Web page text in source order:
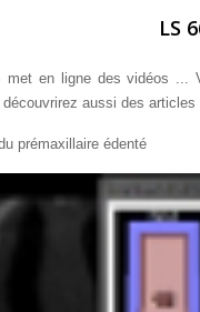
LS
en ligne des vidéos ...
aussi des articles
prémaxillaire édenté